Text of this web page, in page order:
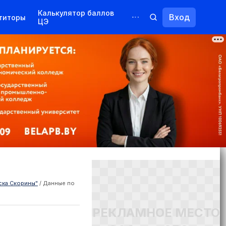
Калькулятор баллов
ЦЭ
Курсы
Переподготовка
Вход
Скорины" / Данные по
РЕКЛАМНОЕ МЕСТО